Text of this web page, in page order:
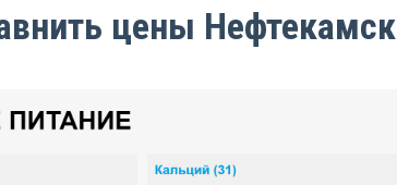
цены Нефтекамск